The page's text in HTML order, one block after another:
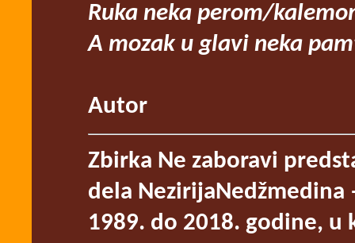
Ruka neka perom/
A mozak u glavi neka
Autor
Zbirka Ne zaboravi
dela NezirijaNedžmedina
1989. do 2018. godine,